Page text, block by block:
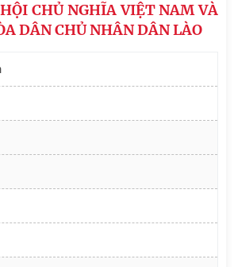
CHỦ NGHĨA VIỆT NAM VÀ
DÂN CHỦ NHÂN DÂN LÀO